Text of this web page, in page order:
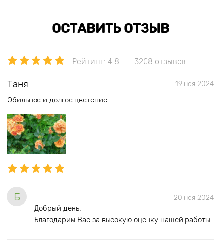
ОСТАВИТЬ ОТЗЫВ
Рейтинг: 4.8 3208 отзывов
Таня 19 ноя 2024
Обильное и долгое цветение
Б 20 ноя 2024
Добрый день.
Благодарим Вас за высокую оценку нашей работы.